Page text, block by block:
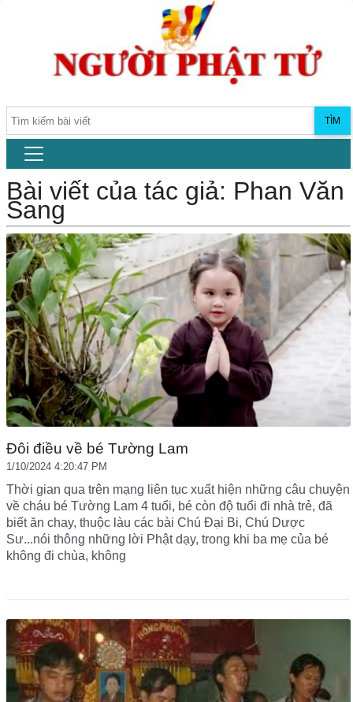
TÌM
Bài viết của tác giả: Phan Văn
Sang
Đôi điều về bé Tường Lam
1/10/2024 4:20:47 PM
Thời gian qua trên mạng liên tục xuất hiện những câu chuyện
về cháu bé Tường Lam 4 tuổi, bé còn độ tuổi đi nhà trẻ, đã
biết ăn chay, thuộc làu các bài Chú Đại Bi, Chú Dược
Sư...nói thông những lời Phật dạy, trong khi ba mẹ của bé
không đi chùa, không